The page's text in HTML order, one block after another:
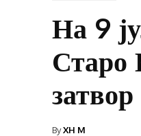
На 9
Старо
затвор
ByXH M